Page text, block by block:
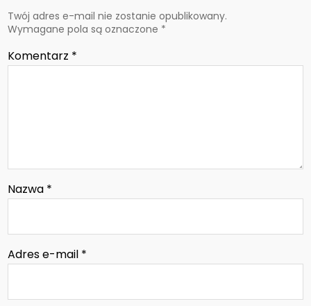
Twój adres e-mail nie zostanie opublikowany.
Wymagane pola są oznaczone *
Komentarz *
Nazwa *
Adres e-mail *